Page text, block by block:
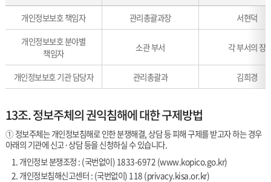
개인정보
처리
개인정보보호 책임자 관리총괄과장
서현덕
개인정보보호 분야별
책임자
소관 부서 각 부서의 장
개인정보보호 기관 담당자 관리총괄과 김희경
13조. 정보주체의 권익침해에 대한 구제방법
① 정보주체는 개인정보침해로 인한 분쟁해결, 상담 등 피해 구제를 받고자 하는 경우
아래의 기관에 신고·상담 등을 신청하실 수 있습니다.
1. 개인정보 분쟁조정 : (국번없이) 1833-6972 (www.kopico.go.kr)
2. 개인정보침해신고센터 : (국번없이) 118 (privacy.kisa.or.kr)